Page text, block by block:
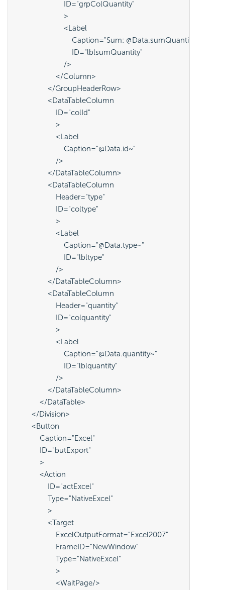
ID="grpColQuantity"
>
<Label
Caption="Sum: @Data.sumQuantity~"
ID="lblsumQuantity"
/>
</Column>
</GroupHeaderRow>
<DataTableColumn
ID="colId"
>
<Label
Caption="@Data.id~"
/>
</DataTableColumn>
<DataTableColumn
Header="type"
ID="coltype"
>
<Label
Caption="@Data.type~"
ID="lbltype"
/>
</DataTableColumn>
<DataTableColumn
Header="quantity"
ID="colquantity"
>
<Label
Caption="@Data.quantity~"
ID="lblquantity"
/>
</DataTableColumn>
</DataTable>
</Division>
<Button
Caption="Excel"
ID="butExport"
>
<Action
ID="actExcel"
Type="NativeExcel"
>
<Target
ExcelOutputFormat="Excel2007"
FrameID="NewWindow"
Type="NativeExcel"
>
<WaitPage/>